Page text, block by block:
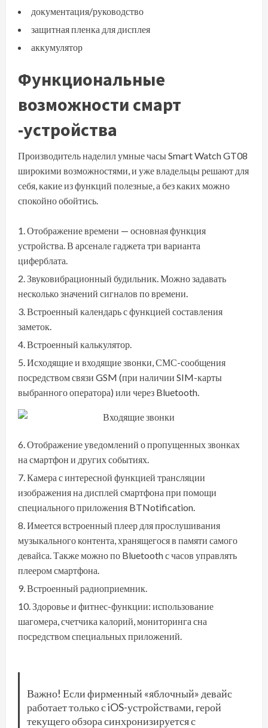
документация/руководство
защитная пленка для дисплея
аккумулятор
Функциональные
возможности смарт
-устройства
Производитель наделил умные часы Smart Watch GT08
широкими возможностями, и уже владельцы решают для
себя, какие из функций полезные, а без каких можно
спокойно обойтись.
Отображение времени — основная функция
устройства. В арсенале гаджета три варианта
циферблата.
Звуковибрационный будильник. Можно задавать
несколько значений сигналов по времени.
Встроенный календарь с функцией составления
заметок.
Встроенный калькулятор.
Исходящие и входящие звонки, СМС-сообщения
посредством связи GSM (при наличии SIM-карты
выбранного оператора) или через Bluetooth.
Отображение уведомлений о пропущенных звонках
на смартфон и других событиях.
Камера с интересной функцией трансляции
изображения на дисплей смартфона при помощи
специального приложения BTNotification.
Имеется встроенный плеер для прослушивания
музыкального контента, хранящегося в памяти самого
девайса. Также можно по Bluetooth с часов управлять
плеером смартфона.
Встроенный радиоприемник.
Здоровье и фитнес-функции: использование
шагомера, счетчика калорий, мониторинга сна
посредством специальных приложений.
Важно! Если фирменный «яблочный» девайс
работает только с iOS-устройствами, герой
текущего обзора синхронизируется с